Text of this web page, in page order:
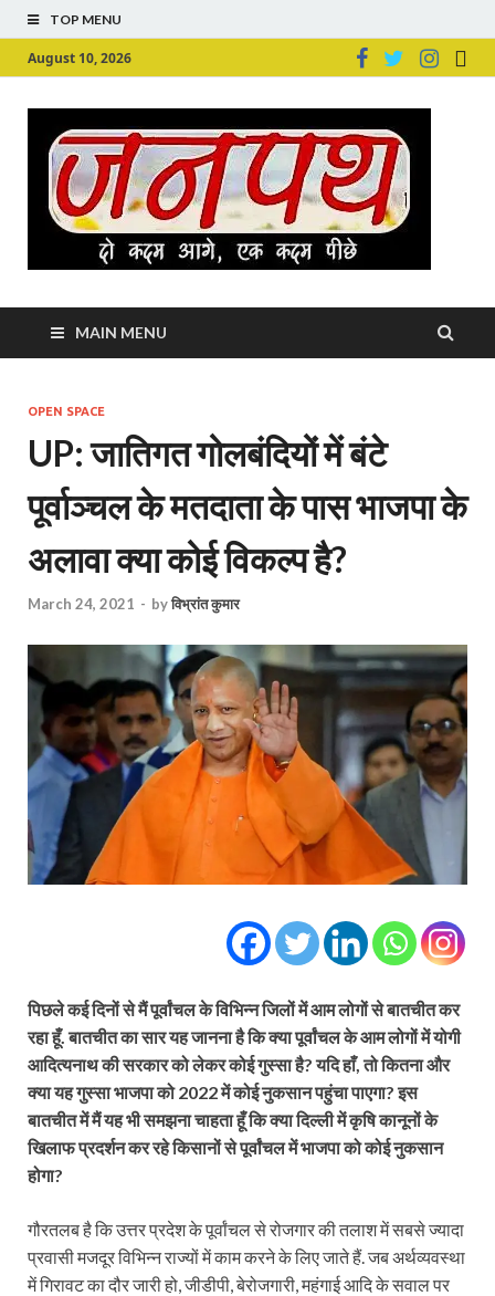
TOP MENU
August 10, 2026
MAIN MENU
OPEN SPACE
UP: जातिगत गोलबंदियों में बंटे
पूर्वाञ्चल के मतदाता के पास भाजपा के
अलावा क्या कोई विकल्प है?
March 24, 2021 - byविभ्रांत कुमार
पिछले कई दिनों से मैं पूर्वांचल के विभिन्न जिलों में आम लोगों से बातचीत कर
रहा हूँ. बातचीत का सार यह जानना है कि क्या पूर्वांचल के आम लोगों में योगी
आदित्यनाथ की सरकार को लेकर कोई गुस्सा है? यदि हाँ, तो कितना और
क्या यह गुस्सा भाजपा को 2022 में कोई नुकसान पहुंचा पाएगा? इस
बातचीत में मैं यह भी समझना चाहता हूँ कि क्या दिल्ली में कृषि कानूनों के
खिलाफ प्रदर्शन कर रहे किसानों से पूर्वांचल में भाजपा को कोई नुकसान
होगा?
गौरतलब है कि उत्तर प्रदेश के पूर्वांचल से रोजगार की तलाश में सबसे ज्यादा
प्रवासी मजदूर विभिन्न राज्यों में काम करने के लिए जाते हैं. जब अर्थव्यवस्था
में गिरावट का दौर जारी हो, जीडीपी, बेरोजगारी, महंगाई आदि के सवाल पर